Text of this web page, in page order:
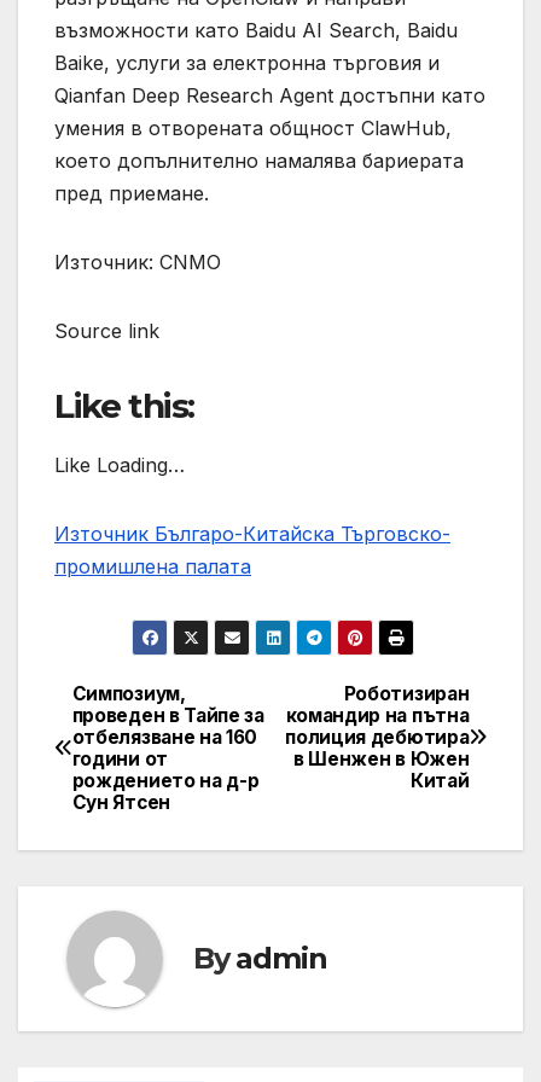
възможности като Baidu AI Search, Baidu
Baike, услуги за електронна търговия и
Qianfan Deep Research Agent достъпни като
умения в отворената общност ClawHub,
което допълнително намалява бариерата
пред приемане.
Източник: CNMO
Source link
Like this:
Like Loading…
Източник Българо-Китайска Търговско-
промишлена палaта
Навигация
Роботизиран
командир на пътна
полиция дебютира
в Шенжен в Южен
Китай
Симпозиум,
проведен в Тайпе за
отбелязване на 160
години от
рождението на д-р
Сун Ятсен
Byadmin